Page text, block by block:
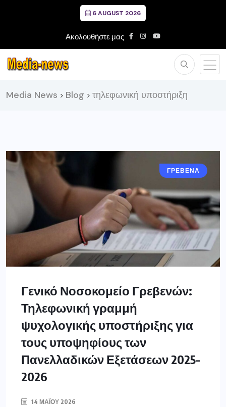
6 AUGUST 2026
Ακολουθήστε μας
Media News > Blog > τηλεφωνική υποστήριξη
ΓΡΕΒΕΝΑ
Γενικό Νοσοκομείο Γρεβενών:
Τηλεφωνική γραμμή
ψυχολογικής υποστήριξης για
τους υποψηφίους των
Πανελλαδικών Εξετάσεων 2025-
2026
14 ΜΑΪ́ΟΥ 2026